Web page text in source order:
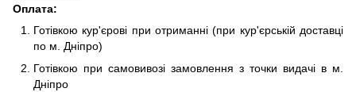
Оплата:
Готівкою кур'єрові при отриманні (при кур'єрській доставці
по м. Дніпро)
Готівкою при самовивозі замовлення з точки видачі в м.
Дніпро